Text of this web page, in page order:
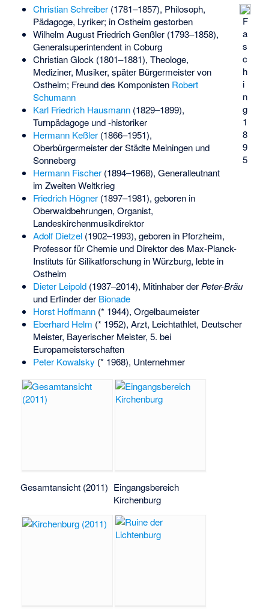
F
a
s
c
h
i
n
g
1
8
9
5
Christian Schreiber(1781–1857), Philosoph,
Pädagoge, Lyriker; in Ostheim gestorben
Wilhelm August Friedrich Genßler(1793–1858),
Generalsuperintendent in Coburg
Christian Glock (1801–1881), Theologe,
Mediziner, Musiker, später Bürgermeister von
Ostheim; Freund des Komponisten Robert
Schumann
Karl Friedrich Hausmann(1829–1899),
Turnpädagoge und -historiker
Hermann Keßler(1866–1951),
Oberbürgermeister der Städte Meiningen und
Sonneberg
Hermann Fischer(1894–1968), Generalleutnant
im Zweiten Weltkrieg
Friedrich Högner(1897–1981), geboren in
Oberwaldbehrungen, Organist,
Landeskirchenmusikdirektor
Adolf Dietzel(1902–1993), geboren in Pforzheim,
Professor für Chemie und Direktor des Max-Planck-
Instituts für Silikatforschung in Würzburg, lebte in
Ostheim
Dieter Leipold(1937–2014), Mitinhaber der Peter-Bräu
und Erfinder der Bionade
Horst Hoffmann(* 1944), Orgelbaumeister
Eberhard Helm (* 1952), Arzt, Leichtathlet, Deutscher
Meister, Bayerischer Meister, 5. bei
Europameisterschaften
Peter Kowalsky (* 1968), Unternehmer
Gesamtansicht (2011) Eingangsbereich
Kirchenburg